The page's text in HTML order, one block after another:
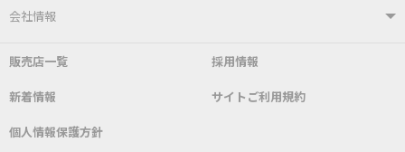
はんだ付けシステム
こて先 自動はんだ送り装置
ユーザーサポートTOP
よくあるご質問 デモ機貸し出しサービス
SDS(MSDS)製品
会社情報
会社概要 社長あいさつ
販売店一覧 採用情報
新着情報 サイトご利用規約
個人情報保護方針